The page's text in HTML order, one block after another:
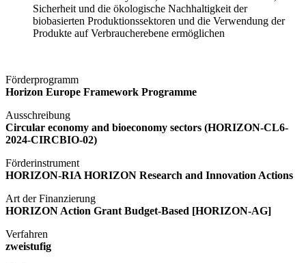
Sicherheit und die ökologische Nachhaltigkeit der
biobasierten Produktionssektoren und die Verwendung der
Produkte auf Verbraucherebene ermöglichen
Förderprogramm
Horizon Europe Framework Programme
Ausschreibung
Circular economy and bioeconomy sectors (HORIZON-CL6-
2024-CIRCBIO-02)
Förderinstrument
HORIZON-RIA HORIZON Research and Innovation Actions
Art der Finanzierung
HORIZON Action Grant Budget-Based [HORIZON-AG]
Verfahren
zweistufig